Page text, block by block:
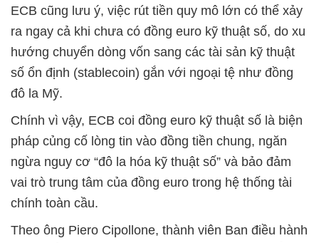
ECB cũng lưu ý, việc rút tiền quy mô lớn có thể xảy
ra ngay cả khi chưa có đồng euro kỹ thuật số, do xu
hướng chuyển dòng vốn sang các tài sản kỹ thuật
số ổn định (stablecoin) gắn với ngoại tệ như đồng
đô la Mỹ.
Chính vì vậy, ECB coi đồng euro kỹ thuật số là biện
pháp củng cố lòng tin vào đồng tiền chung, ngăn
ngừa nguy cơ “đô la hóa kỹ thuật số” và bảo đảm
vai trò trung tâm của đồng euro trong hệ thống tài
chính toàn cầu.
Theo ông Piero Cipollone, thành viên Ban điều hành